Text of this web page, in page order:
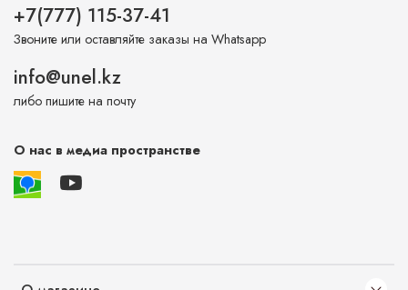
+7(777) 115-37-41
Звоните или оставляйте заказы на Whatsapp
info@unel.kz
либо пишите на почту
О нас в медиа пространстве